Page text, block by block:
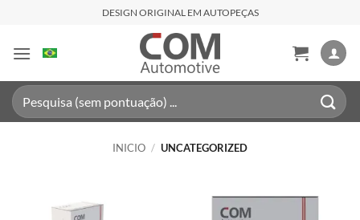
contenido
DESIGN ORIGINAL EM AUTOPEÇAS
Buscar
por:
INICIO / UNCATEGORIZED